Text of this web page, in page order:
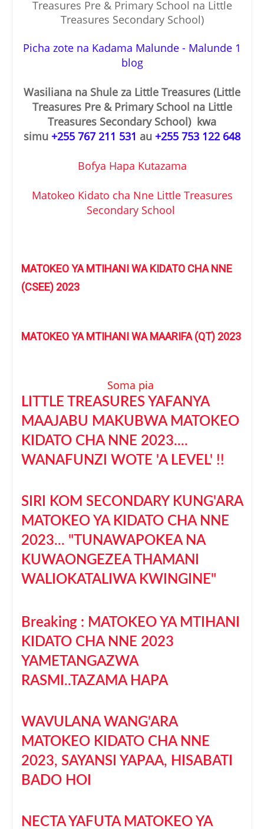
Treasures Pre & Primary School na Little
Treasures Secondary School)
Picha zote na Kadama Malunde - Malunde 1
blog
Wasiliana na Shule za Little Treasures (Little
Treasures Pre & Primary School na Little
Treasures Secondary School) kwa
simu +255 767 211 531 au +255 753 122 648
Bofya Hapa Kutazama
Matokeo Kidato cha Nne Little Treasures
Secondary School
MATOKEO YA MTIHANI WA KIDATO CHA NNE
(CSEE) 2023
MATOKEO YA MTIHANI WA MAARIFA (QT) 2023
Soma pia
LITTLE TREASURES YAFANYA
MAAJABU MAKUBWA MATOKEO
KIDATO CHA NNE 2023....
WANAFUNZI WOTE 'A LEVEL' !!
SIRI KOM SECONDARY KUNG'ARA
MATOKEO YA KIDATO CHA NNE
2023... "TUNAWAPOKEA NA
KUWAONGEZEA THAMANI
WALIOKATALIWA KWINGINE"
Breaking : MATOKEO YA MTIHANI
KIDATO CHA NNE 2023
YAMETANGAZWA
RASMI..TAZAMA HAPA
WAVULANA WANG'ARA
MATOKEO KIDATO CHA NNE
2023, SAYANSI YAPAA, HISABATI
BADO HOI
NECTA YAFUTA MATOKEO YA